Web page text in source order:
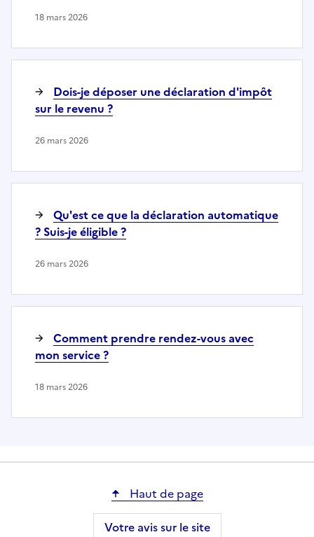
18 mars 2026
Dois-je déposer une déclaration d'impôt
sur le revenu ?
26 mars 2026
Qu'est ce que la déclaration automatique
? Suis-je éligible ?
26 mars 2026
Comment prendre rendez-vous avec
mon service ?
18 mars 2026
Haut de page
Votre avis sur le site